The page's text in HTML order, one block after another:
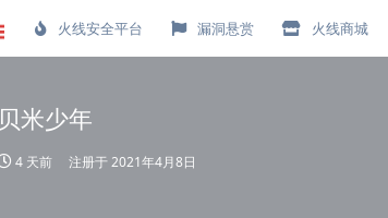
火线安全平台 漏洞悬赏 火线商城
贝米少年
4 天前 注册于2021年4月8日